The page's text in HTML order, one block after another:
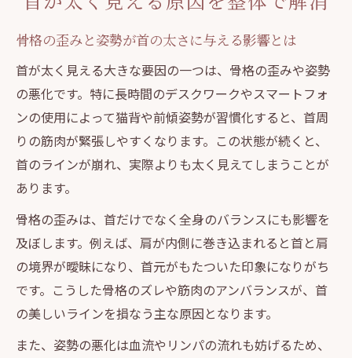
骨格の歪みと姿勢が首の太さに与える影響とは
首が太く見える大きな要因の一つは、骨格の歪みや姿勢
の悪化です。特に長時間のデスクワークやスマートフォ
ンの使用によって猫背や前傾姿勢が習慣化すると、首周
りの筋肉が緊張しやすくなります。この状態が続くと、
首のラインが崩れ、実際よりも太く見えてしまうことが
あります。
骨格の歪みは、首だけでなく全身のバランスにも影響を
及ぼします。例えば、肩が内側に巻き込まれると首と肩
の境界が曖昧になり、首元がもたついた印象になりがち
です。こうした骨格のズレや筋肉のアンバランスが、首
の美しいラインを損なう主な原因となります。
また、姿勢の悪化は血流やリンパの流れも妨げるため、